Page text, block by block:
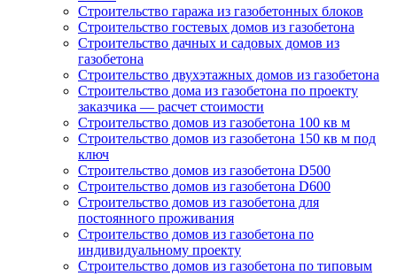
Строительство гаража из газобетонных блоков
Строительство гостевых домов из газобетона
Строительство дачных и садовых домов из
газобетона
Строительство двухэтажных домов из газобетона
Строительство дома из газобетона по проекту
заказчика — расчет стоимости
Строительство домов из газобетона 100 кв м
Строительство домов из газобетона 150 кв м под
ключ
Строительство домов из газобетона D500
Строительство домов из газобетона D600
Строительство домов из газобетона для
постоянного проживания
Строительство домов из газобетона по
индивидуальному проекту
Строительство домов из газобетона по типовым